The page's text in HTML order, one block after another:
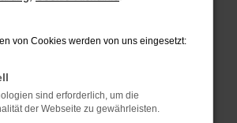
SIE
von Cookies werden von uns eingesetzt:
sind erforderlich, um die
der Webseite zu gewährleisten.